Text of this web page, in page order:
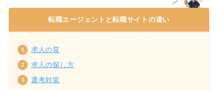
転職エージェントと転職サイトの違い
求人の質
求人の探し方
選考対策